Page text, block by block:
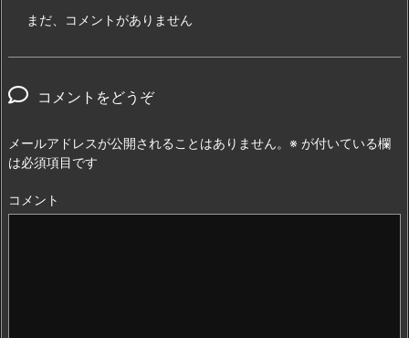
まだ、コメントがありません
コメントをどうぞ
メールアドレスが公開されることはありません。 ※ が付いている欄
は必須項目です
コメント